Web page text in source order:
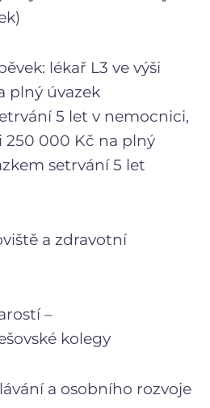
lékař L3 ve výši
plný úvazek
5 let v nemocnici,
250 000 Kč na plný
setrvání 5 let
a zdravotní
–
kolegy
a osobního rozvoje